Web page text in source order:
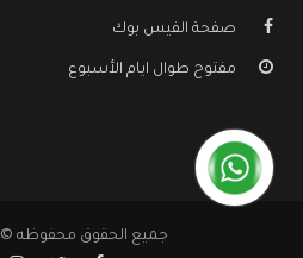
صفحة الفيس بوك
مفتوح طوال ايام الأسبوع
جميع الحقوق محفوظه ©